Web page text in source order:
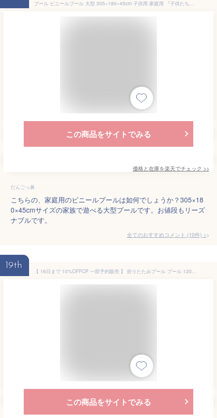
プール ビニールプール 大型 305×180×45cm 子供用 家庭用 『子供たちを笑顔にするハッピーファミリープール』 ファミリープール 子供用プール 水遊び くすみ ブルー ＼世界シェア約60％独占契約店／ 【平日14時迄のご注文・決済確定で当日発送】 ※ブルー5月下旬頃入荷予定
この商品をサイトでみる
価格と在庫を楽天でチェック >>
だんごっ鼻
こちらの、家庭用のビニールプールは如何でしょうか？305×18
0×45cmサイズの家族で遊べる大型プールです。お値段もリーズ
ナブルです。
全てのおすすめコメント (10件) >
19th
【 16日まで 10%OFFCP 一部予約販売 】 折りたたみプール プール 120cm 空気入れ不要 折りたたみ ボールプール ビニールプール 室内遊び ベビー キッズ おしゃれ 円形 子供用プール 幼児 赤ちゃん 水遊び 家庭用幼稚園 小学生 家用 男の子 女の子 省スペース収納 軽量
この商品をサイトでみる